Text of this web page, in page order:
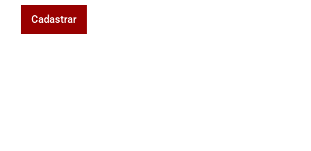
Cadastrar